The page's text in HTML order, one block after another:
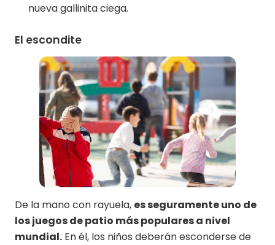
nueva gallinita ciega.
El escondite
De la mano con rayuela, es seguramente uno de
los juegos de patio más populares a nivel
mundial. En él, los niños deberán esconderse de